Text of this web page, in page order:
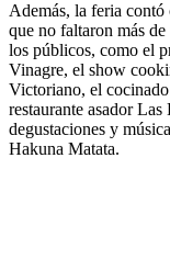
Además, la feria
que no faltaron más
los públicos, como el
Vinagre, el show
Victoriano, el
restaurante asador Las
degustaciones y
Hakuna Matata.